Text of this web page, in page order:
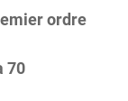
ordre
70